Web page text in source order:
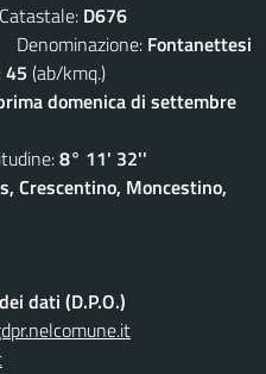
D676
Denominazione: Fontanettesi
45 (ab/kmq.)
domenica di settembre
8° 11' 32''
Crescentino, Moncestino,
dati (D.P.O.)